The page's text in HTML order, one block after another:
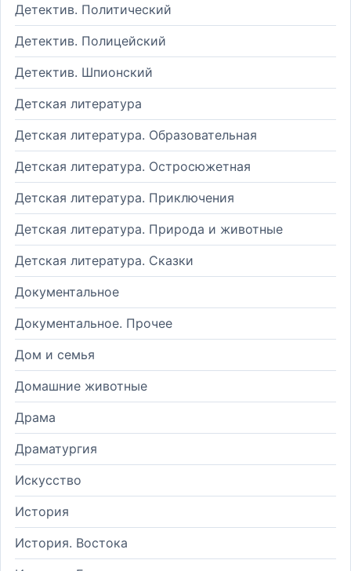
Детектив. Политический
Детектив. Полицейский
Детектив. Шпионский
Детская литература
Детская литература. Образовательная
Детская литература. Остросюжетная
Детская литература. Приключения
Детская литература. Природа и животные
Детская литература. Сказки
Документальное
Документальное. Прочее
Дом и семья
Домашние животные
Драма
Драматургия
Искусство
История
История. Востока